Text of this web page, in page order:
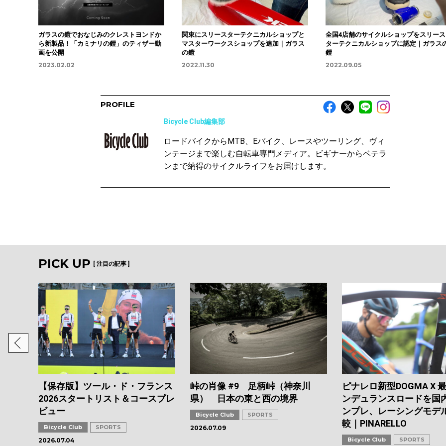
ガラスの鎧でおなじみのクレストヨンドか
ら新製品！「カミナリの鎧」のティザー動
画を公開
2023.02.02
関東にスリースターテクニカルショップと
マスターワークスショップを追加｜ガラス
の鎧
2022.11.30
全国4店舗のサイクルショップをスリース
ターテクニカルショップに認定｜ガラス
鎧
2022.09.05
PROFILE
Bicycle Club編集部
ロードバイクからMTB、Eバイク、レースやツーリング、ヴィ
ンテージまで楽しむ自転車専門メディア。ビギナーからベテラ
ンまで納得のサイクルライフをお届けします。
PICK UP [ 注目の記事 ]
【保存版】ツール・ド・フランス
2026スタートリスト＆コースプレ
ビュー
Bicycle Club SPORTS
2026.07.04
峠の肖像 #9 足柄峠（神奈川
県） 日本の東と西の境界
Bicycle Club SPORTS
2026.07.09
ピナレロ新型DOGMA X
ンデュランスロードを国
ンプレ、レーシングモデ
較｜PINARELLO
Bicycle Club SPORTS